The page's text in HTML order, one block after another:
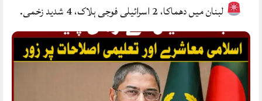
لبنان میں دھماکا، 2 اسرائیلی فوجی ہلاک، 4 شدید زخمی.